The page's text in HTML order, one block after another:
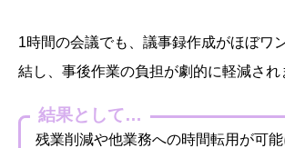
1時間の会議でも、議事録作成がほぼワ
結し、事後作業の負担が劇的に軽減され
結果として…
残業削減や他業務への時間転用が可能